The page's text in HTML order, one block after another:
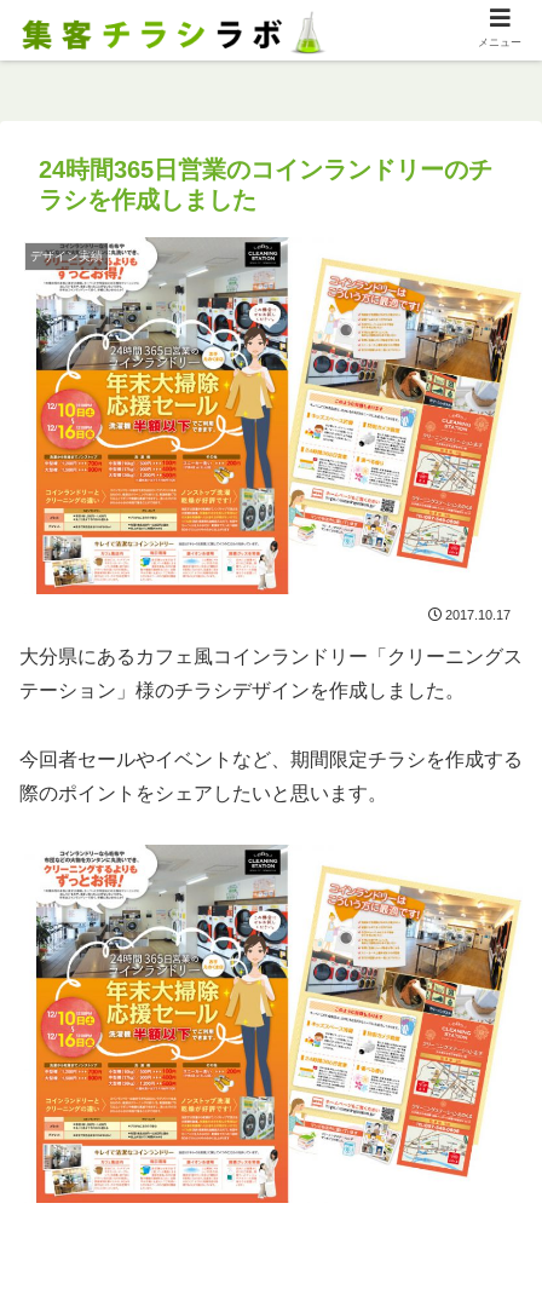
24時間365日営業のコインランドリーのチ
ラシを作成しました
デザイン実績
2017.10.17
大分県にあるカフェ風コインランドリー「クリーニングス
テーション」様のチラシデザインを作成しました。
今回者セールやイベントなど、期間限定チラシを作成する
際のポイントをシェアしたいと思います。
メニュー